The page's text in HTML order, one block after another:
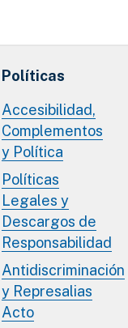
Políticas
Accesibilidad,
Complementos
y Política
Políticas
Legales y
Descargos de
Responsabilidad
Antidiscriminación
y Represalias
Acto